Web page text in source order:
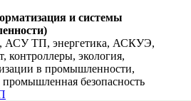
и системы
АСУ ТП, энергетика, АСКУЭ,
экология,
в промышленности,
безопасность